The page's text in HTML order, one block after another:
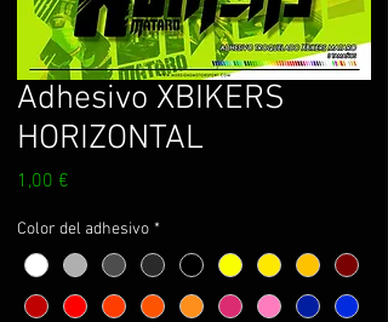
Adhesivo XBIKERS
HORIZONTAL
1,00 €
Color del adhesivo *